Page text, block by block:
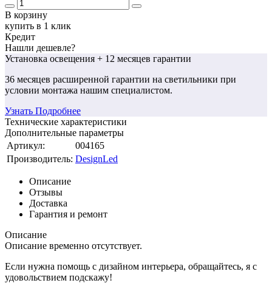
В корзину
купить в 1 клик
Кредит
Нашли дешевле?
Установка освещения + 12 месяцев гарантии
36 месяцев расширенной гарантии на светильники при
условии монтажа нашим специалистом.
Узнать Подробнее
Технические характеристики
Дополнительные параметры
Артикул:
004165
Производитель: DesignLed
Описание
Отзывы
Доставка
Гарантия и ремонт
Описание
Описание временно отсутствует.
Если нужна помощь с дизайном интерьера, обращайтесь, я с
удовольствием подскажу!